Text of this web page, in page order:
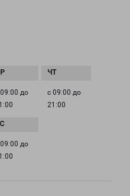
до
с 09:00 до
21:00
до